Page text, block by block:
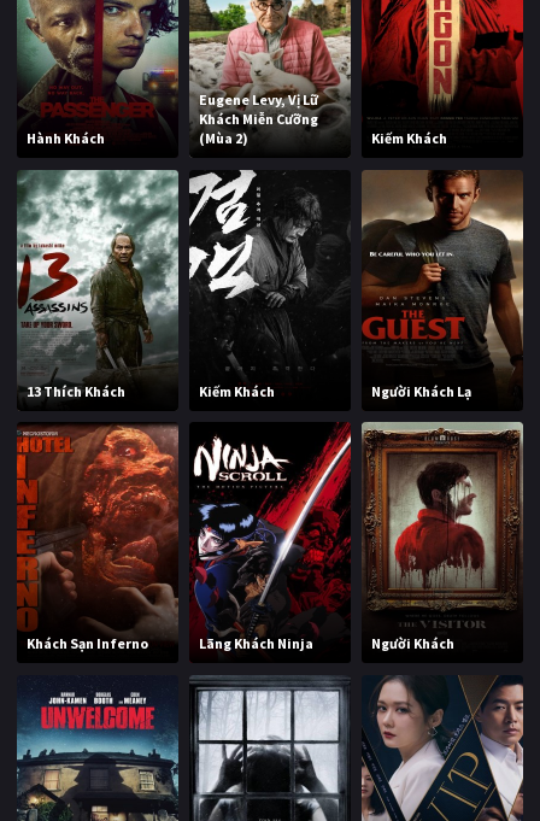
Hành Khách
Eugene Levy, Vị Lữ
Khách Miễn Cưỡng
(Mùa 2)
Kiếm Khách
13 Thích Khách Kiếm Khách Người Khách Lạ
Khách Sạn Inferno Lãng Khách Ninja Người Khách